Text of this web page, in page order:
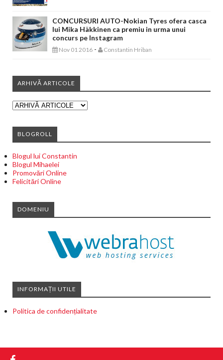
CONCURSURI AUTO-Nokian Tyres ofera casca
lui Mika Häkkinen ca premiu in urma unui
concurs pe Instagram
Nov 01 2016 - Constantin Hriban
ARHIVĂ ARTICOLE
BLOGROLL
Blogul lui Constantin
Blogul Mihaelei
Promovări Online
Felicitări Online
DOMENIU
INFORMAȚII UTILE
Politica de confidențialitate